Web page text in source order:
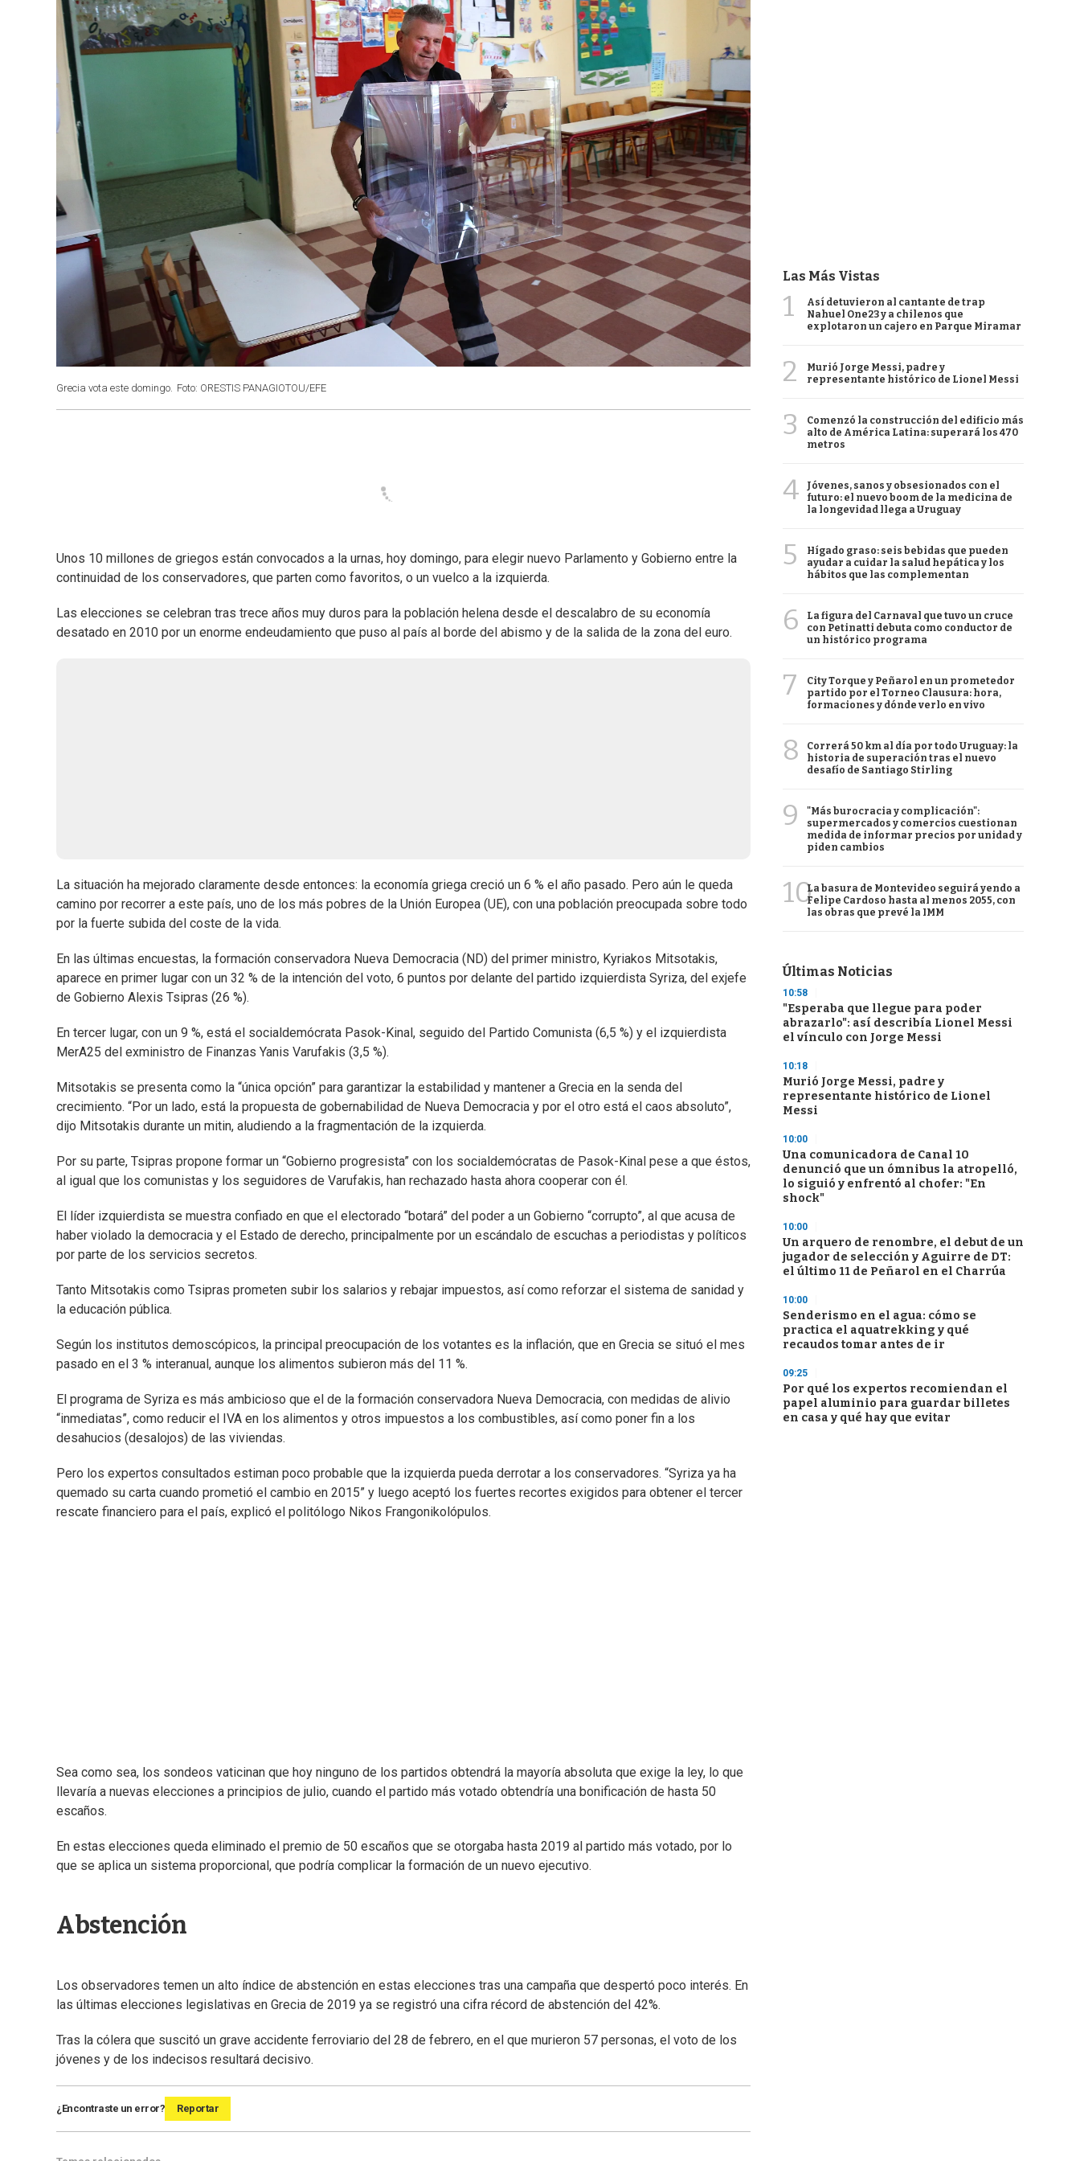
Grecia vota este domingo. Foto: ORESTIS PANAGIOTOU/EFE
Unos 10 millones de griegos están convocados a la urnas, hoy domingo, para elegir nuevo Parlamento y Gobierno entre la
continuidad de los conservadores, que parten como favoritos, o un vuelco a la izquierda.
Las elecciones se celebran tras trece años muy duros para la población helena desde el descalabro de su economía
desatado en 2010 por un enorme endeudamiento que puso al país al borde del abismo y de la salida de la zona del euro.
La situación ha mejorado claramente desde entonces: la economía griega creció un 6 % el año pasado. Pero aún le queda
camino por recorrer a este país, uno de los más pobres de la Unión Europea (UE), con una población preocupada sobre todo
por la fuerte subida del coste de la vida.
En las últimas encuestas, la formación conservadora Nueva Democracia (ND) del primer ministro, Kyriakos Mitsotakis,
aparece en primer lugar con un 32 % de la intención del voto, 6 puntos por delante del partido izquierdista Syriza, del exjefe
de Gobierno Alexis Tsipras (26 %).
En tercer lugar, con un 9 %, está el socialdemócrata Pasok-Kinal, seguido del Partido Comunista (6,5 %) y el izquierdista
MerA25 del exministro de Finanzas Yanis Varufakis (3,5 %).
Mitsotakis se presenta como la “única opción” para garantizar la estabilidad y mantener a Grecia en la senda del
crecimiento. “Por un lado, está la propuesta de gobernabilidad de Nueva Democracia y por el otro está el caos absoluto”,
dijo Mitsotakis durante un mitin, aludiendo a la fragmentación de la izquierda.
Por su parte, Tsipras propone formar un “Gobierno progresista” con los socialdemócratas de Pasok-Kinal pese a que éstos,
al igual que los comunistas y los seguidores de Varufakis, han rechazado hasta ahora cooperar con él.
El líder izquierdista se muestra confiado en que el electorado “botará” del poder a un Gobierno “corrupto”, al que acusa de
haber violado la democracia y el Estado de derecho, principalmente por un escándalo de escuchas a periodistas y políticos
por parte de los servicios secretos.
Tanto Mitsotakis como Tsipras prometen subir los salarios y rebajar impuestos, así como reforzar el sistema de sanidad y
la educación pública.
Según los institutos demoscópicos, la principal preocupación de los votantes es la inflación, que en Grecia se situó el mes
pasado en el 3 % interanual, aunque los alimentos subieron más del 11 %.
El programa de Syriza es más ambicioso que el de la formación conservadora Nueva Democracia, con medidas de alivio
“inmediatas”, como reducir el IVA en los alimentos y otros impuestos a los combustibles, así como poner fin a los
desahucios (desalojos) de las viviendas.
Pero los expertos consultados estiman poco probable que la izquierda pueda derrotar a los conservadores. “Syriza ya ha
quemado su carta cuando prometió el cambio en 2015” y luego aceptó los fuertes recortes exigidos para obtener el tercer
rescate financiero para el país, explicó el politólogo Nikos Frangonikolópulos.
Sea como sea, los sondeos vaticinan que hoy ninguno de los partidos obtendrá la mayoría absoluta que exige la ley, lo que
llevaría a nuevas elecciones a principios de julio, cuando el partido más votado obtendría una bonificación de hasta 50
escaños.
En estas elecciones queda eliminado el premio de 50 escaños que se otorgaba hasta 2019 al partido más votado, por lo
que se aplica un sistema proporcional, que podría complicar la formación de un nuevo ejecutivo.
Abstención
Los observadores temen un alto índice de abstención en estas elecciones tras una campaña que despertó poco interés. En
las últimas elecciones legislativas en Grecia de 2019 ya se registró una cifra récord de abstención del 42%.
Tras la cólera que suscitó un grave accidente ferroviario del 28 de febrero, en el que murieron 57 personas, el voto de los
jóvenes y de los indecisos resultará decisivo.
¿Encontraste un error? Reportar
Las Más Vistas
1
Así detuvieron al cantante de trap
Nahuel One23 y a chilenos que
explotaron un cajero en Parque Miramar
2
Murió Jorge Messi, padre y
representante histórico de Lionel Messi
3
Comenzó la construcción del edificio más
alto de América Latina: superará los 470
metros
4
Jóvenes, sanos y obsesionados con el
futuro: el nuevo boom de la medicina de
la longevidad llega a Uruguay
5
Hígado graso: seis bebidas que pueden
ayudar a cuidar la salud hepática y los
hábitos que las complementan
6
La figura del Carnaval que tuvo un cruce
con Petinatti debuta como conductor de
un histórico programa
7
City Torque y Peñarol en un prometedor
partido por el Torneo Clausura: hora,
formaciones y dónde verlo en vivo
8
Correrá 50 km al día por todo Uruguay: la
historia de superación tras el nuevo
desafío de Santiago Stirling
9
"Más burocracia y complicación":
supermercados y comercios cuestionan
medida de informar precios por unidad y
piden cambios
10La basura de Montevideo seguirá yendo a
Felipe Cardoso hasta al menos 2055, con
las obras que prevé la IMM
Últimas Noticias
10:58
"Esperaba que llegue para poder
abrazarlo": así describía Lionel Messi
el vínculo con Jorge Messi
10:18
Murió Jorge Messi, padre y
representante histórico de Lionel
Messi
10:00
Una comunicadora de Canal 10
denunció que un ómnibus la atropelló,
lo siguió y enfrentó al chofer: "En
shock"
10:00
Un arquero de renombre, el debut de un
jugador de selección y Aguirre de DT:
el último 11 de Peñarol en el Charrúa
10:00
Senderismo en el agua: cómo se
practica el aquatrekking y qué
recaudos tomar antes de ir
09:25
Por qué los expertos recomiendan el
papel aluminio para guardar billetes
en casa y qué hay que evitar